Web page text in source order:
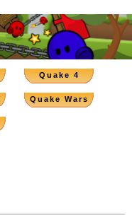
Quake 4
Quake Wars